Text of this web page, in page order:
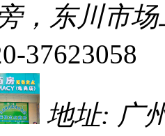
，东川市
37623058
地址: 广